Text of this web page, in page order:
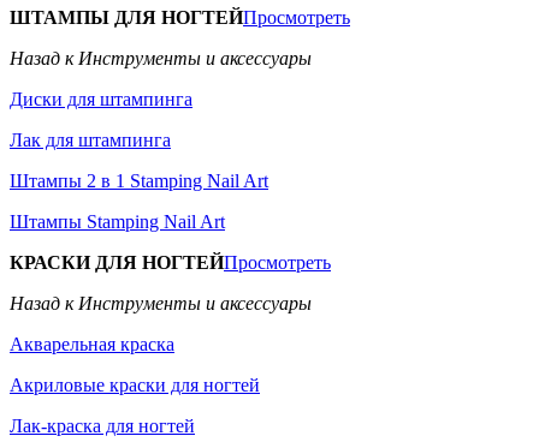
ШТАМПЫ ДЛЯ НОГТЕЙПросмотреть
Назад к Инструменты и аксессуары
Диски для штампинга
Лак для штампинга
Штампы 2 в 1 Stamping Nail Art
Штампы Stamping Nail Art
КРАСКИ ДЛЯ НОГТЕЙПросмотреть
Назад к Инструменты и аксессуары
Акварельная краска
Акриловые краски для ногтей
Лак-краска для ногтей